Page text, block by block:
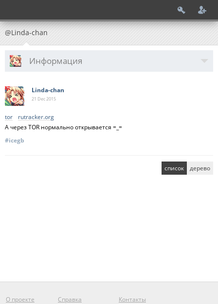
@Linda-chan
Информация
Linda-chan
21 Dec2015
tor
rutracker.org
А через TOR нормально открывается =_=
#icegb
список дерево
О проекте
Справка
Контакты